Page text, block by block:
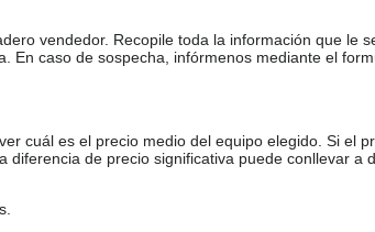
vendedor. Recopile toda la información que le
En caso de sospecha, infórmenos mediante el
cuál es el precio medio del equipo elegido. Si el
de precio significativa puede conllevar a